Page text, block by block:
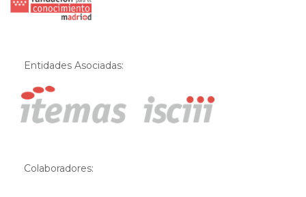
Entidades Asociadas:
Colaboradores: